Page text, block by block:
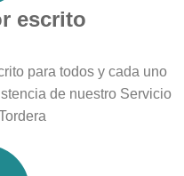
escrito
para todos y cada uno
de nuestro Servicio